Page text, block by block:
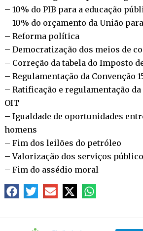
– 10% do PIB para a educação
– 10% do orçamento da União para
– Reforma política
– Democratização dos meios de
– Correção da tabela do Imposto
– Regulamentação da Convenção
– Ratificação e regulamentação da
OIT
– Igualdade de oportunidades
homens
– Fim dos leilões do petróleo
– Valorização dos serviços
– Fim do assédio moral